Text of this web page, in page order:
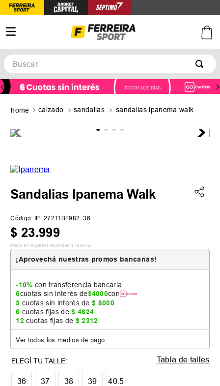
Buscar
calzado sandalias sandalias ipanema walk
Sandalias Ipanema Walk
Código: IP_27211BF982_36
$ 23.999
Precio sin impuestos nacionales: $ 19 833 88
¡Aprovechá nuestras promos bancarias!
-10% con transferencia bancaria
6cuotas sin interés de$4000con
3 cuotas sin interés de$ 8000
6 cuotas fijas de$ 4624
12 cuotas fijas de $ 2312
Ver todos los medios de pago
36 37 38 39 40.5
Tabla de talles
TÉRMINOS MÁS BUSCADOS
3.
5. zapatillas adidas